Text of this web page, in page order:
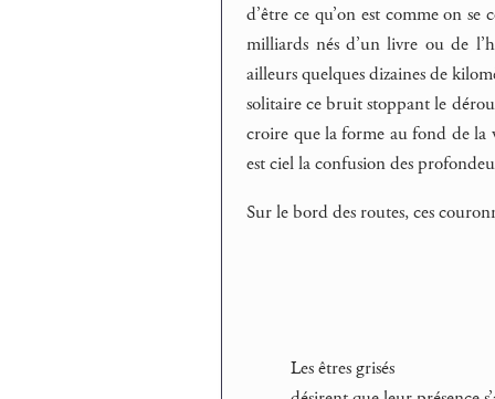
d’être ce qu’on est comme on
milliards nés d’un livre ou de
ailleurs quelques dizaines de
solitaire ce bruit stoppant le
croire que la forme au fond de la
est ciel la confusion des
Sur le bord des routes, ces
Les êtres grisés